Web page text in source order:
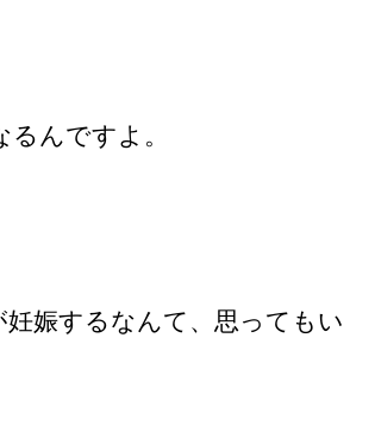
んですよ。
娠するなんて、思ってもい